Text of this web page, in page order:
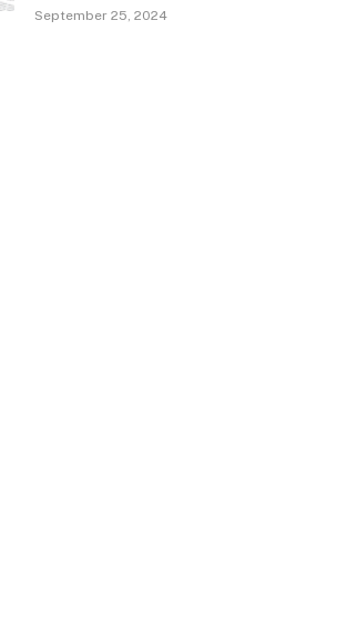
September 25, 2024